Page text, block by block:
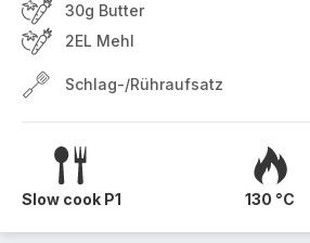
30g Butter
2EL Mehl
Schlag-/Rühraufsatz
Slow cook P1 130 °C